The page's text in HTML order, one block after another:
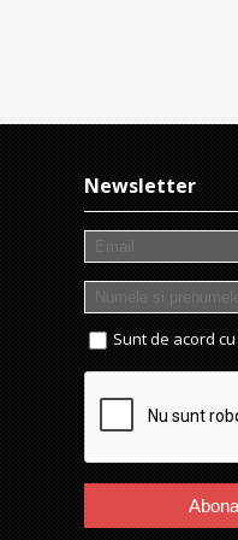
Newsletter
Sunt de acord cu